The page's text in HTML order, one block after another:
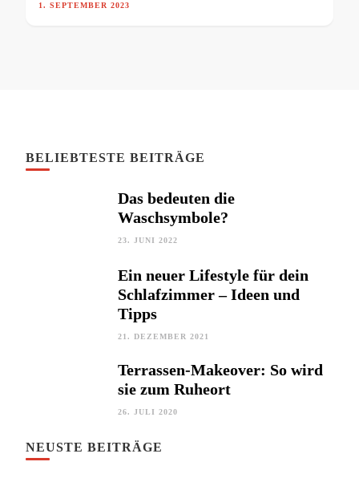
1. SEPTEMBER 2023
BELIEBTESTE BEITRÄGE
Das bedeuten die
Waschsymbole?
23. JUNI 2022
Ein neuer Lifestyle für dein
Schlafzimmer – Ideen und
Tipps
21. DEZEMBER 2021
Terrassen-Makeover: So wird
sie zum Ruheort
26. JULI 2020
NEUSTE BEITRÄGE